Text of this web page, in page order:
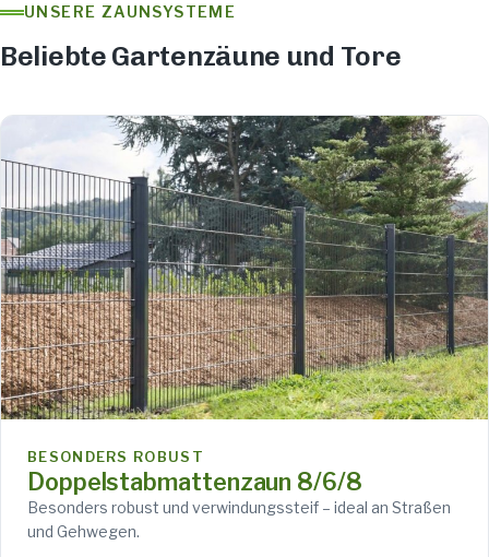
UNSERE ZAUNSYSTEME
Beliebte Gartenzäune und Tore
BESONDERS ROBUST
Doppelstabmattenzaun 8/6/8
Besonders robust und verwindungssteif – ideal an Straßen
und Gehwegen.